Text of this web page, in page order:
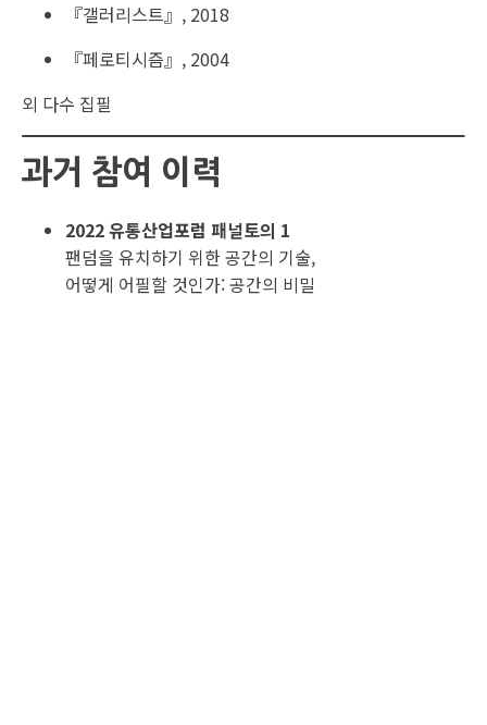
『갤러리스트』, 2018
『페로티시즘』, 2004
외 다수 집필
과거 참여 이력
2022 유통산업포럼 패널토의 1
팬덤을 유치하기 위한 공간의 기술,
어떻게 어필할 것인가: 공간의 비밀